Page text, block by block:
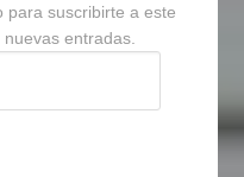
para suscribirte a este
entradas.